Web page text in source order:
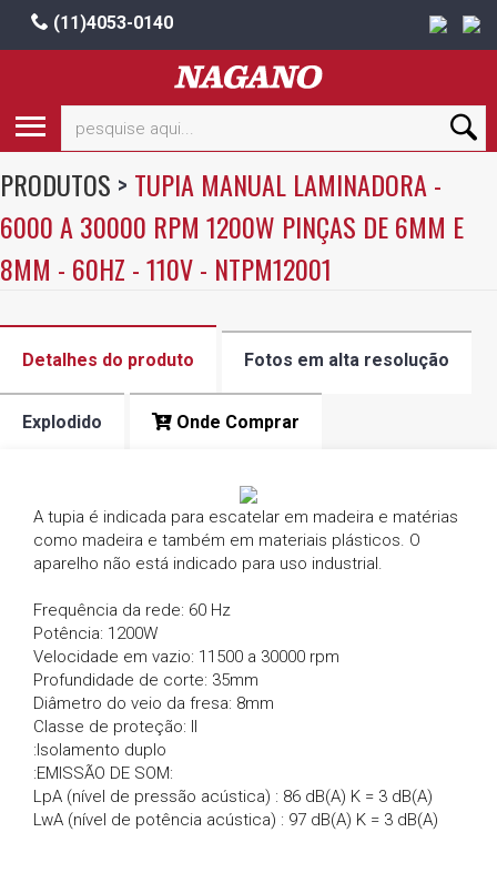
(11)4053-0140
PRODUTOS > TUPIA MANUAL LAMINADORA -
6000 A 30000 RPM 1200W PINÇAS DE 6MM E
8MM - 60HZ - 110V - NTPM12001
Detalhes do produto Fotos em alta resolução
Explodido Onde Comprar
A tupia é indicada para escatelar em madeira e matérias
como madeira e também em materiais plásticos. O
aparelho não está indicado para uso industrial.
Frequência da rede: 60 Hz
Potência: 1200W
Velocidade em vazio: 11500 a 30000 rpm
Profundidade de corte: 35mm
Diâmetro do veio da fresa: 8mm
Classe de proteção: II
:Isolamento duplo
:EMISSÃO DE SOM:
LpA (nível de pressão acústica) : 86 dB(A) K = 3 dB(A)
LwA (nível de potência acústica) : 97 dB(A) K = 3 dB(A)